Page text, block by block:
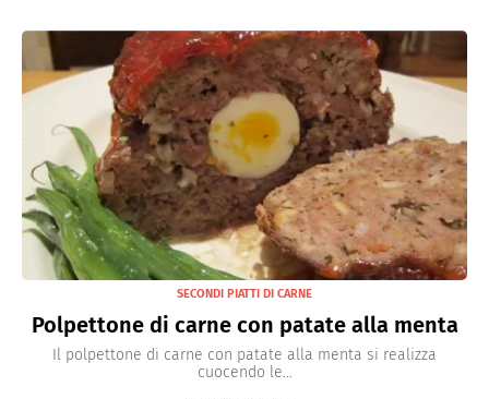
SECONDI PIATTI DI CARNE
Polpettone di carne con patate alla menta
Il polpettone di carne con patate alla menta si realizza
cuocendo le...